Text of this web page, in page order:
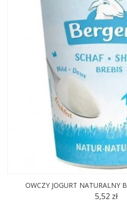
OWCZY JOGURT NATURALNY
5,52 zł